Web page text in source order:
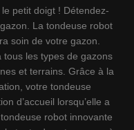
petit doigt ! Détendez-
La tondeuse robot
soin de votre gazon.
les types de gazons
et terrains. Grâce à la
votre tondeuse
d’accueil lorsqu’elle a
robot innovante